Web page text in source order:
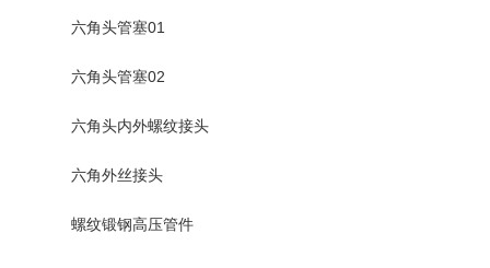
六角头管塞01
六角头管塞02
六角头内外螺纹接头
六角外丝接头
螺纹锻钢高压管件